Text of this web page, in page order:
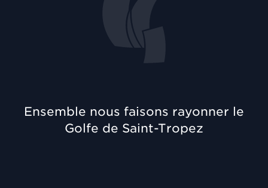
Ensemble nous faisons rayonner le
Golfe de Saint-Tropez